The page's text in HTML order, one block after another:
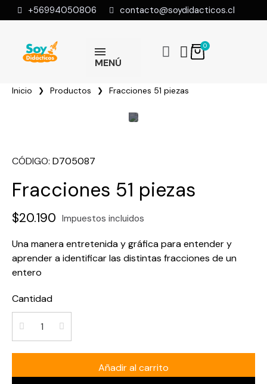
+56994050806 contacto@soydidacticos.cl
MENÚ
Inicio Productos Fracciones 51 piezas
CÓDIGO D705087
Fracciones 51 piezas
$20.190 Impuestos incluidos
Una manera entretenida y gráfica para entender y
aprender a identificar las distintas fracciones de un
entero
Cantidad
Añadir al carrito